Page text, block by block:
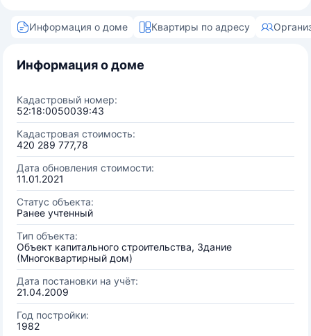
Информация о доме Квартиры по адресу
Информация о доме
Кадастровый номер:
52:18:0050039:43
Кадастровая стоимость:
420 289 777,78
Дата обновления стоимости:
11.01.2021
Статус объекта:
Ранее учтенный
Тип объекта:
Объект капитального строительства, Здание
(Многоквартирный дом)
Дата постановки на учёт:
21.04.2009
Год постройки:
1982